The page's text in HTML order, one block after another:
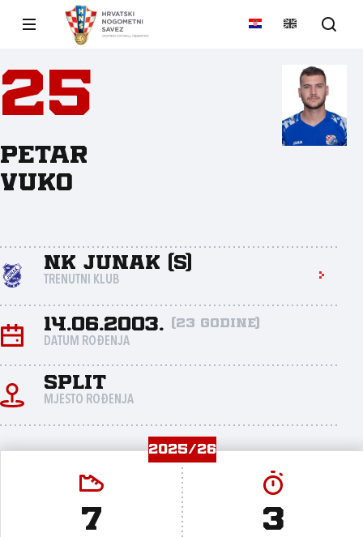
25
Petar
Vuko
NK Junak (S)
TRENUTNI KLUB
14.06.2003. (23 godine)
DATUM ROĐENJA
Split
MJESTO ROĐENJA
2025/26
7 3